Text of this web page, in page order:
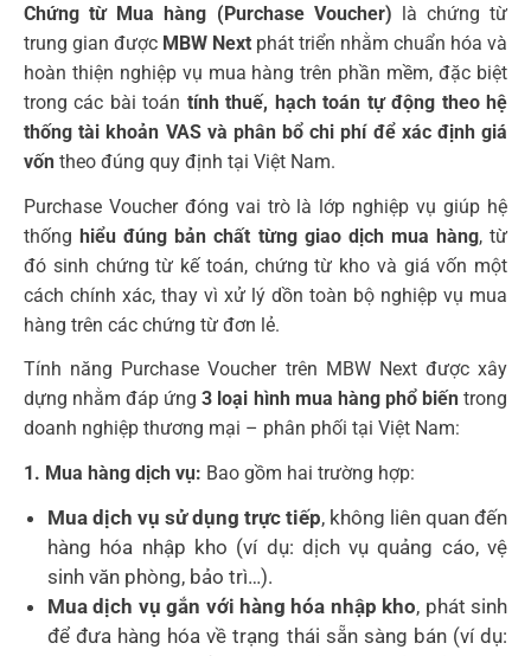
Chứng từ Mua hàng (Purchase Voucher) là chứng từ
trung gian được MBW Next phát triển nhằm chuẩn hóa và
hoàn thiện nghiệp vụ mua hàng trên phần mềm, đặc biệt
trong các bài toán tính thuế, hạch toán tự động theo hệ
thống tài khoản VAS và phân bổ chi phí để xác định giá
vốn theo đúng quy định tại Việt Nam.
Purchase Voucher đóng vai trò là lớp nghiệp vụ giúp hệ
thốnghiểu đúng bản chất từng giao dịch mua hàng, từ
đó sinh chứng từ kế toán, chứng từ kho và giá vốn một
cách chính xác, thay vì xử lý dồn toàn bộ nghiệp vụ mua
hàng trên các chứng từ đơn lẻ.
Tính năng Purchase Voucher trên MBW Next được xây
dựng nhằm đáp ứng3 loại hình mua hàng phổ biếntrong
doanh nghiệp thương mại – phân phối tại Việt Nam:
1. Mua hàng dịch vụ: Bao gồm hai trường hợp:
Mua dịch vụ sử dụng trực tiếp, không liên quan đến
hàng hóa nhập kho (ví dụ: dịch vụ quảng cáo, vệ
sinh văn phòng, bảo trì…).
Mua dịch vụ gắn với hàng hóa nhập kho, phát sinh
để đưa hàng hóa về trạng thái sẵn sàng bán (ví dụ: